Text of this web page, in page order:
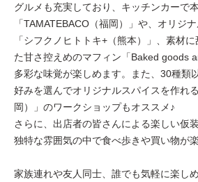
グルメも充実しており、キッチンカーで
「TAMATEBACO（福岡）」や、オリジ
「シフクノヒトトキ+（熊本）」、素材
た甘さ控えめのマフィン「Baked goods
多彩な味覚が楽しめます。また、30種類
好みを選んでオリジナルスパイスを作れ
岡）」のワークショップもオススメ♪
さらに、出店者の皆さんによる楽しい仮
独特な雰囲気の中で食べ歩きや買い物が
家族連れや友人同士、誰でも気軽に楽し